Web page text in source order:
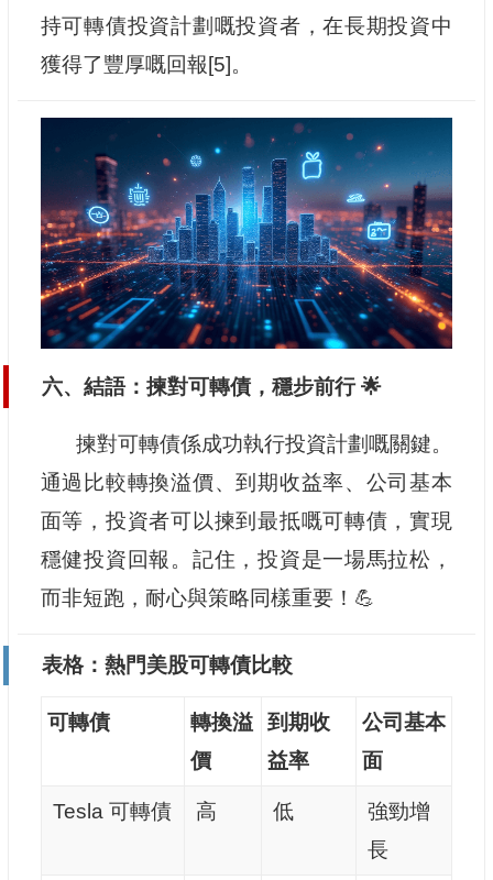
持可轉債投資計劃嘅投資者，在長期投資中
獲得了豐厚嘅回報[5]。
六、結語：揀對可轉債，穩步前行 🌟
揀對可轉債係成功執行投資計劃嘅關鍵。
通過比較轉換溢價、到期收益率、公司基本
面等，投資者可以揀到最抵嘅可轉債，實現
穩健投資回報。記住，投資是一場馬拉松，
而非短跑，耐心與策略同樣重要！💪
表格：熱門美股可轉債比較
可轉債
轉換溢
價
到期收
益率
公司基本
面
Tesla 可轉債 高 低
強勁增
長